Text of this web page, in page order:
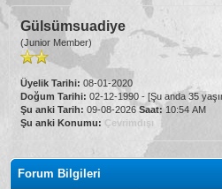
Gülsümsuadiye
(Junior Member)
Üyelik Tarihi: 08-01-2020
Doğum Tarihi: 02-12-1990 - [Şu anda 35
Şu anki Tarih: 09-08-2026Saat:10:54 AM
Şu anki Konumu: Çevrimdışı
Forum Bilgileri